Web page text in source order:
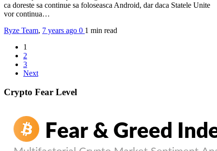
ca doreste sa continue sa foloseasca Android, dar daca Statele Unite
vor continua…
Ryze Team, 7 years ago 0 1 min read
1
2
3
Next
Crypto Fear Level